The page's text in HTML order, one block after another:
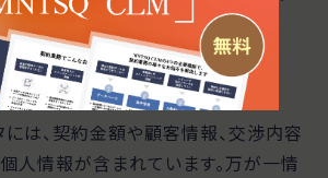
す。
情報が漏えいする
は、契約金額や顧客情報、交渉内容
人情報が含まれています。万が一情